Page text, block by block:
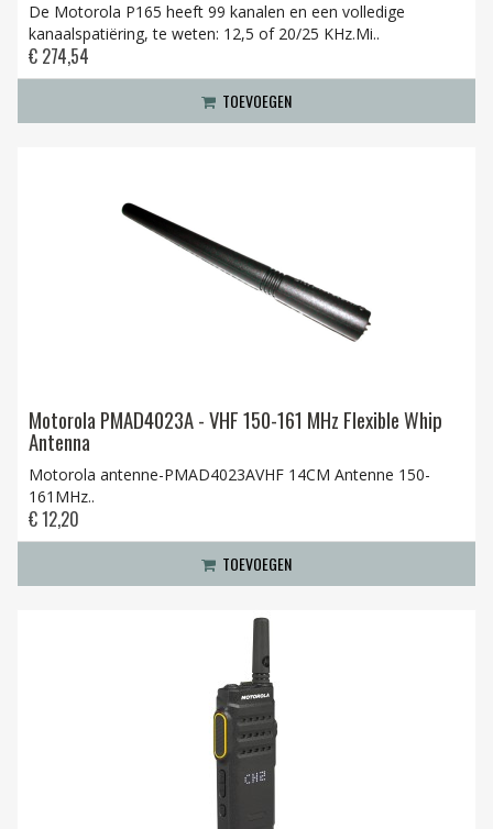
De Motorola P165 heeft 99 kanalen en een volledige
kanaalspatiëring, te weten: 12,5 of 20/25 KHz.Mi..
€ 274,54
TOEVOEGEN
Motorola PMAD4023A - VHF 150-161 MHz Flexible Whip
Antenna
Motorola antenne-PMAD4023AVHF 14CM Antenne 150-
161MHz..
€ 12,20
TOEVOEGEN